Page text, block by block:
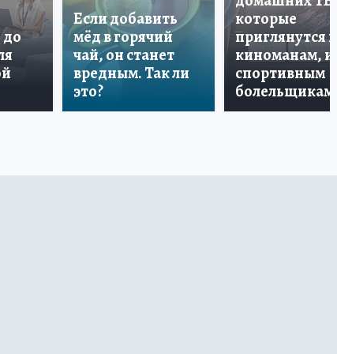
до
Если добавить
мёд в горячий
чай, он станет
вредным. Так ли
это?
которые
приглянутся и
киноманам, и
спортивным
болельщикам